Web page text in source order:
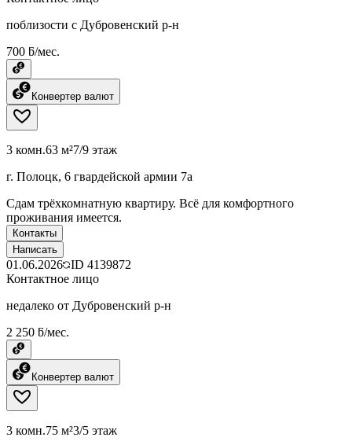
поблизости с Дубровенский р-н
700 ƃ/мес.
Конвертер валют
3 комн.63 м²7/9 этаж
г. Полоцк, 6 гвардейской армии 7а
Сдам трёхкомнатную квартиру. Всё для комфортного
проживания имеется.
Контакты
Написать
01.06.2026 ID 4139872
Контактное лицо
недалеко от Дубровенский р-н
2 250 ƃ/мес.
Конвертер валют
3 комн.75 м²3/5 этаж